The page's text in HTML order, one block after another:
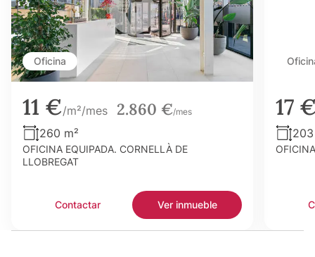
Oficina
11 €/m²/mes 2.860 €/mes
260 m²
OFICINA EQUIPADA. CORNELLÀ DE
LLOBREGAT
Contactar Ver inmueble
17